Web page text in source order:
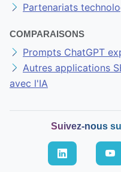
Partenariats
COMPARAISONS
Prompts ChatGPT
Autres applications
avec l'IA
Suivez-nous